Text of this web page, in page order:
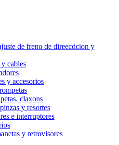
de freno de direecdcion y
cables
y accesorios
claxons
y resortes
e interruptores
y retrovisores